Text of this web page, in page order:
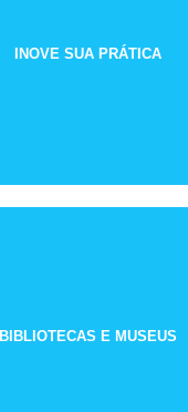
INOVE SUA PRÁTICA
BIBLIOTECAS E MUSEUS